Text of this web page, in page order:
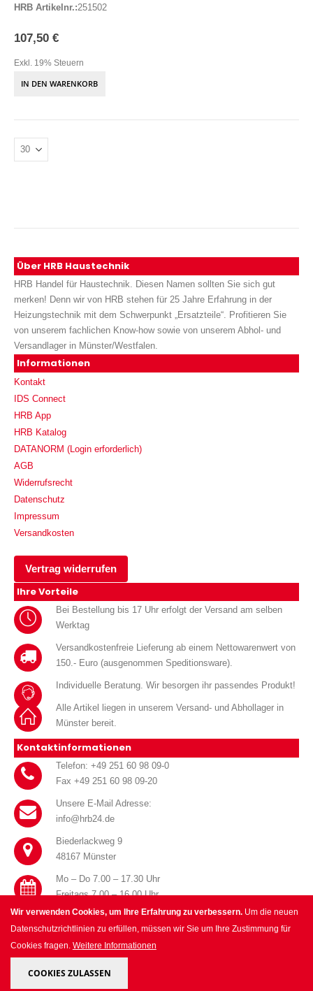
Wir verwenden Cookies, um Ihre Erfahrung zu verbessern. Um die neuen
Datenschutzrichtlinien zu erfüllen, müssen wir Sie um Ihre Zustimmung für
Cookies fragen. Weitere Informationen
COOKIES ZULASSEN
HRB Artikelnr.:251502
107,50 €
Exkl. 19% Steuern
IN DEN WARENKORB
Über HRB Haustechnik
HRB Handel für Haustechnik. Diesen Namen sollten Sie sich gut
merken! Denn wir von HRB stehen für 25 Jahre Erfahrung in der
Heizungstechnik mit dem Schwerpunkt „Ersatzteile“. Profitieren Sie
von unserem fachlichen Know-how sowie von unserem Abhol- und
Versandlager in Münster/Westfalen.
Informationen
Kontakt
IDS Connect
HRB App
HRB Katalog
DATANORM (Login erforderlich)
AGB
Widerrufsrecht
Datenschutz
Impressum
Versandkosten
Vertrag widerrufen
Ihre Vorteile
Bei Bestellung bis 17 Uhr erfolgt der Versand am selben
Werktag
Versandkostenfreie Lieferung ab einem Nettowarenwert von
150.- Euro (ausgenommen Speditionsware).
Individuelle Beratung. Wir besorgen ihr passendes Produkt!
Alle Artikel liegen in unserem Versand- und Abhollager in
Münster bereit.
Kontaktinformationen
Telefon: +49 251 60 98 09-0
Fax +49 251 60 98 09-20
Unsere E-Mail Adresse:
info@hrb24.de
Biederlackweg 9
48167 Münster
Mo – Do 7.00 – 17.30 Uhr
Freitags 7.00 – 16.00 Uhr